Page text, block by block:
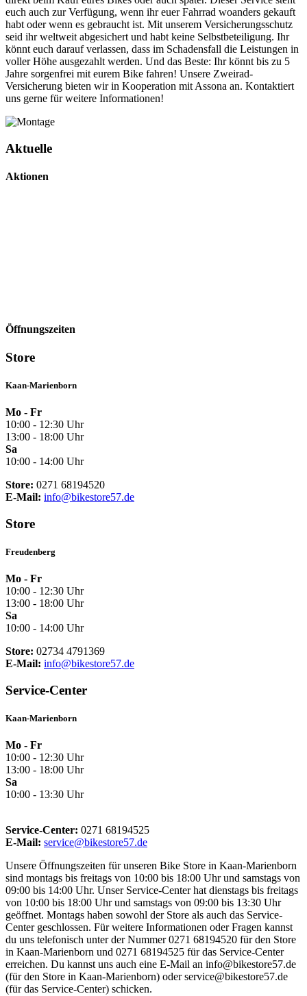
euch auch zur Verfügung, wenn ihr euer Fahrrad woanders gekauft
habt oder wenn es gebraucht ist. Mit unserem Versicherungsschutz
seid ihr weltweit abgesichert und habt keine Selbstbeteiligung. Ihr
könnt euch darauf verlassen, dass im Schadensfall die Leistungen in
voller Höhe ausgezahlt werden. Und das Beste: Ihr könnt bis zu 5
Jahre sorgenfrei mit eurem Bike fahren! Unsere Zweirad-
Versicherung bieten wir in Kooperation mit Assona an. Kontaktiert
uns gerne für weitere Informationen!
Aktuelle
Aktionen
Öffnungszeiten
Store
Kaan-Marienborn
Mo - Fr
10:00 - 12:30 Uhr
13:00 - 18:00 Uhr
Sa
10:00 - 14:00 Uhr
Store: 0271 68194520
E-Mail: info@bikestore57.de
Store
Freudenberg
Mo - Fr
10:00 - 12:30 Uhr
13:00 - 18:00 Uhr
Sa
10:00 - 14:00 Uhr
Store: 02734 4791369
E-Mail: info@bikestore57.de
Service-Center
Kaan-Marienborn
Mo - Fr
10:00 - 12:30 Uhr
13:00 - 18:00 Uhr
Sa
10:00 - 13:30 Uhr
Service-Center: 0271 68194525
E-Mail: service@bikestore57.de
Unsere Öffnungszeiten für unseren Bike Store in Kaan-Marienborn
sind montags bis freitags von 10:00 bis 18:00 Uhr und samstags von
09:00 bis 14:00 Uhr. Unser Service-Center hat dienstags bis freitags
von 10:00 bis 18:00 Uhr und samstags von 09:00 bis 13:30 Uhr
geöffnet. Montags haben sowohl der Store als auch das Service-
Center geschlossen. Für weitere Informationen oder Fragen kannst
du uns telefonisch unter der Nummer 0271 68194520 für den Store
in Kaan-Marienborn und 0271 68194525 für das Service-Center
erreichen. Du kannst uns auch eine E-Mail an info@bikestore57.de
(für den Store in Kaan-Marienborn) oder service@bikestore57.de
(für das Service-Center) schicken.